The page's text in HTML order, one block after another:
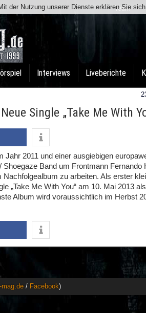
Team
Interviews Liveberichte
Single „Take Me With
Jahr 2011 und einer ausgiebigen
Band um Frontmann Fernando
zu arbeiten. Als erster
„Take Me With You“ am 10. Mai 2013 als
Album wird voraussichtlich im Herbst
mag.de / Facebook)
der Nutzung unserer Dienste erklären Sie